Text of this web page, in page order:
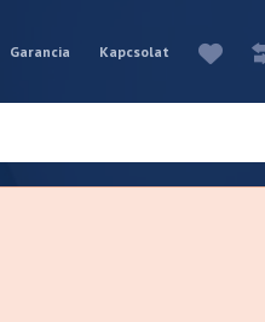
Garancia Kapcsolat